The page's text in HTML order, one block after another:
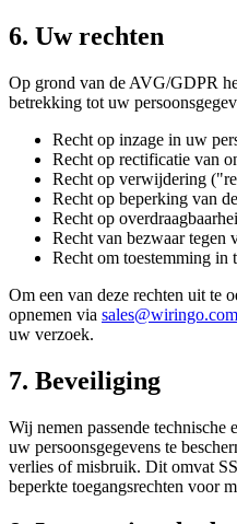
6. Uw rechten
Op grond van de AVG/GDPR
betrekking tot uw
Recht op inzage in uw
Recht op rectificatie van
Recht op verwijdering
Recht op beperking van
Recht op
Recht van bezwaar tegen
Recht om toestemming in
Om een van deze rechten uit te
opnemen via sales@wiringo.com
uw verzoek.
7. Beveiliging
Wij nemen passende technische
uw persoonsgegevens te
verlies of misbruik. Dit omvat
beperkte toegangsrechten voor